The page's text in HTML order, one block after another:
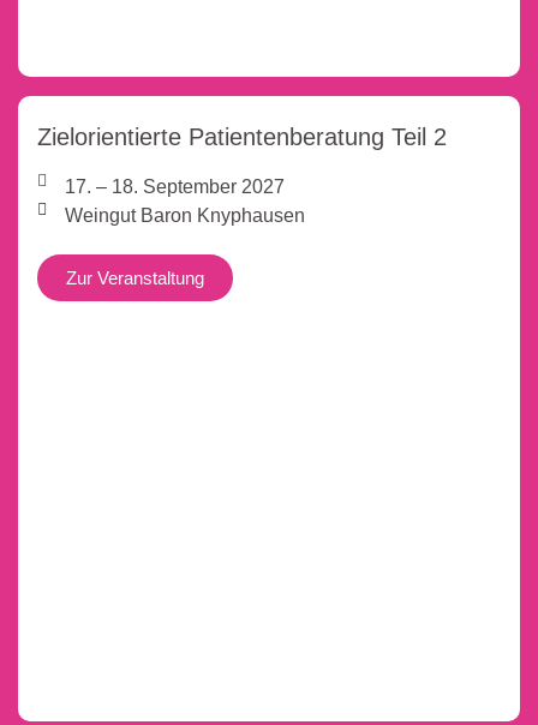
Zielorientierte Patientenberatung Teil 2
17. – 18. September 2027
Weingut Baron Knyphausen
Zur Veranstaltung